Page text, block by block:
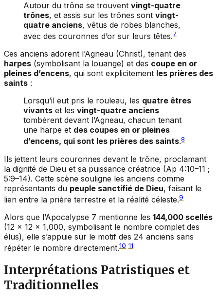
Autour du trône se trouvent vingt-quatre
trônes, et assis sur les trônes sont vingt-
quatre anciens, vêtus de robes blanches,
avec des couronnes d’or sur leurs têtes.7
Ces anciens adorent l’Agneau (Christ), tenant des
harpes (symbolisant la louange) et des coupe en or
pleines d’encens, qui sont explicitement les prières des
saints :
Lorsqu’il eut pris le rouleau, les quatre êtres
vivants et les vingt-quatre anciens
tombèrent devant l’Agneau, chacun tenant
une harpe et des coupes en or pleines
d’encens, qui sont les prières des saints.8
Ils jettent leurs couronnes devant le trône, proclamant
la dignité de Dieu et sa puissance créatrice (Ap 4:10–11 ;
5:9–14). Cette scène souligne les anciens comme
représentants du peuple sanctifié de Dieu, faisant le
lien entre la prière terrestre et la réalité céleste.9
Alors que l’Apocalypse 7 mentionne les 144,000 scellés
(12 × 12 × 1,000, symbolisant le nombre complet des
élus), elle s’appuie sur le motif des 24 anciens sans
répéter le nombre directement.10 11
Interprétations Patristiques et
Traditionnelles